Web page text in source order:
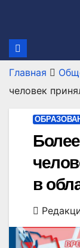
содержимому
Главная
человек
в